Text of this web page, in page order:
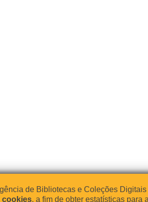
de Bibliotecas e Coleções
cookies, a fim de obter estatísticas para